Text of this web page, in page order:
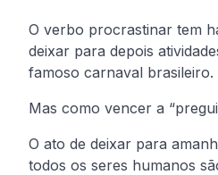
O verbo procrastinar tem
deixar para depois
famoso carnaval brasileiro.
Mas como vencer a
O ato de deixar para
todos os seres humanos